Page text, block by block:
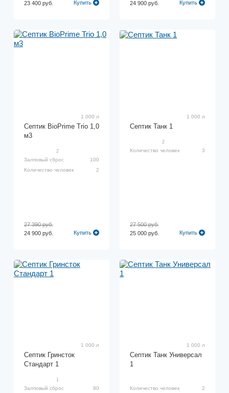
23 400 руб.
Купить
24 900 руб.
Купить
1 000 л
Септик BioPrime Trio 1,0
м3
2
Залповый сброс
100
Количество человек
2
24 900 руб.
27 390 руб.
Купить
1 000 л
Септик Танк 1
2
Количество человек 3
25 000 руб.
27 500 руб.
Купить
1 000 л
Септик Гринсток
Стандарт 1
1
Залповый сброс 90
1 000 л
Септик Танк Универсал
1
Количество человек 2